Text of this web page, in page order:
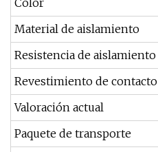
Color
Material de aislamiento
Resistencia de aislamiento
Revestimiento de contacto
Valoración actual
Paquete de transporte